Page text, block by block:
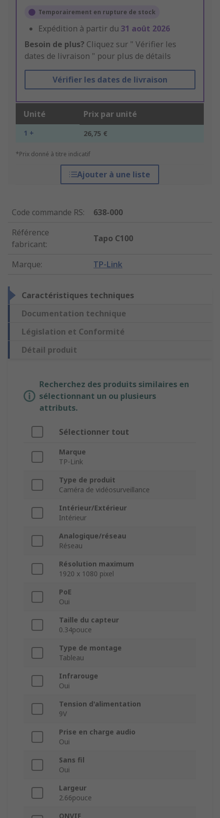
Temporairement en rupture de stock
Expédition à partir du 31 août 2026
Besoin de plus? Cliquez sur " Vérifier les
dates de livraison " pour plus de détails
Vérifier les dates de livraison
Unité Prix par unité
1 + 26,75 €
*Prix donné à titre indicatif
Ajouter à une liste
Code commande RS:
638-000
Référence
fabricant:
Tapo C100
Marque: TP-Link
Caractéristiques techniques
Documentation technique
Législation et Conformité
Détail produit
Recherchez des produits similaires en
sélectionnant un ou plusieurs
attributs.
Sélectionner tout
Marque
TP-Link
Type de produit
Caméra de vidéosurveillance
Intérieur/Extérieur
Intérieur
Analogique/réseau
Réseau
Résolution maximum
1920 x 1080 pixel
PoE
Oui
Taille du capteur
0.34pouce
Type de montage
Tableau
Infrarouge
Oui
Tension d'alimentation
9V
Prise en charge audio
Oui
Sans fil
Oui
Largeur
2.66pouce
ONVIF